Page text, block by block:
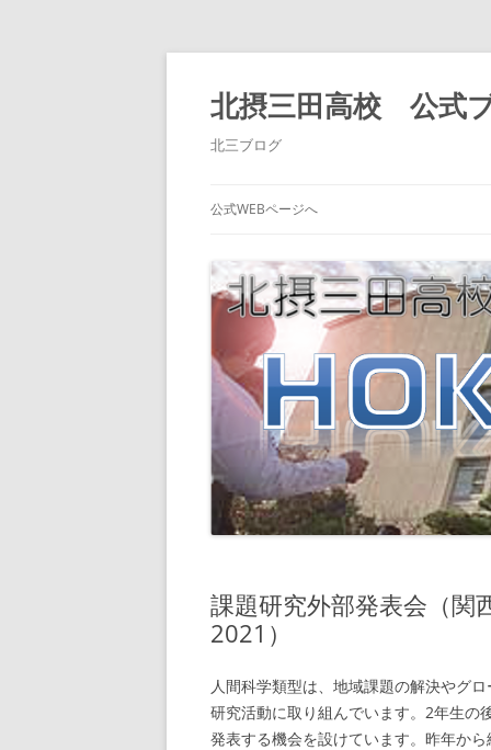
北摂三田高校 公式
北三ブログ
公式WEBページへ
課題研究外部発表会（関
2021）
人間科学類型は、地域課題の解決やグ
研究活動に取り組んでいます。2年生の
発表する機会を設けています。昨年か